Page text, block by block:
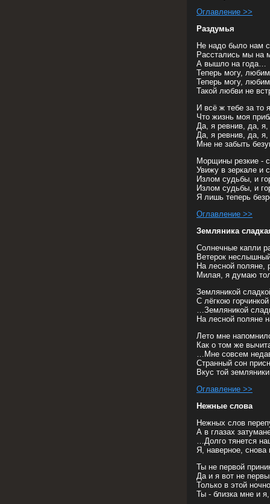
Оглавление >>
Раздумья
Не надо было нам
Расстались мы на
А вышло на года…
Теперь могу,
Теперь могу,
Такой любви не
И всё ж тебе за то
Что жизнь моя
Да, я ревнив, да, я,
Да, я ревнив, да, я,
Мне не забыть
Морщины резкие -
Увижу в зеркале и
Излом судьбы, и
Излом судьбы, и
Я лишь теперь
Оглавление >>
Земляника
Солнечные капли
Ветерок
На лесной поляне,
Милая, я думаю
Земляникой
С лёгкою
…Земляникой
На лесной поляне
Лето мне
Как о том же
…Мне совсем
Странный сон
Вкус той
Оглавление >>
Нежные слова
Нежных слов
А в глазах
…Долго тянется
Я, наверное, снова
Ты не первой
Да и я вот не
Только в этой
Ты - близка мне и